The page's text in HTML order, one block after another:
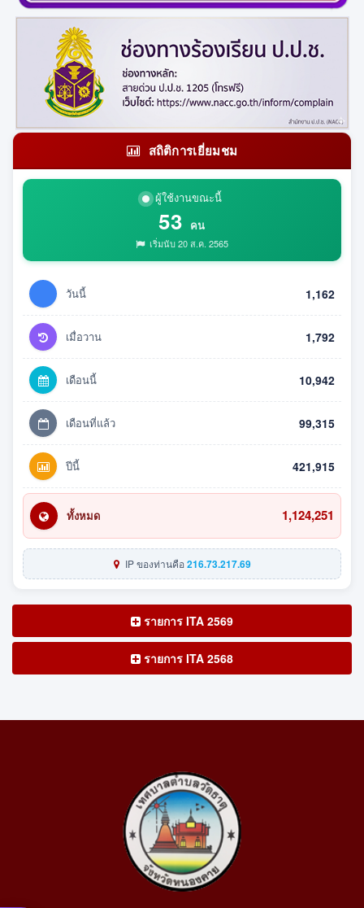
สถิติการเยี่ยมชม
ผู้ใช้งานขณะนี้
53 คน
เริ่มนับ 20 ส.ค. 2565
วันนี้ 1,162
เมื่อวาน 1,792
เดือนนี้ 10,942
เดือนที่แล้ว 99,315
ปีนี้ 421,915
ทั้งหมด 1,124,251
IP ของท่านคือ216.73.217.69
รายการ ITA 2569
รายการ ITA 2568